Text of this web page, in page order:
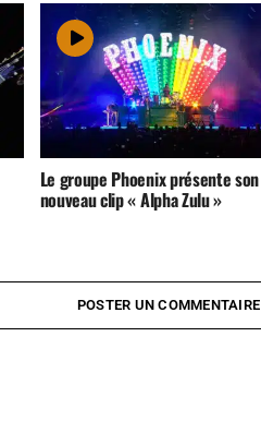
Le groupe Phoenix présente son
nouveau clip « Alpha Zulu »
POSTER UN COMMENTAIRE